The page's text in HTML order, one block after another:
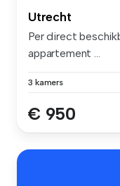
Utrecht
Per direct
appartement ...
3 kamers
€ 950